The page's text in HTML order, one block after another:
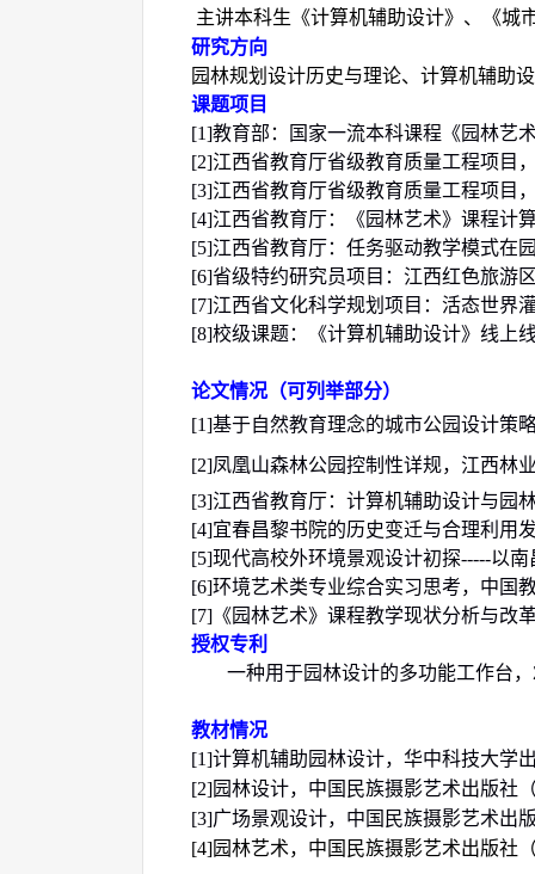
主讲本科生《计算机辅助设计》、《城
研究方向
园林规划设计历史与理论、 计算机辅助
课题项目
[1]教育部：国家一流本科课程 《园林艺
[2]江西省教育厅省级教育质量工程项目
[3]江西省教育厅省级教育质量工程项目
[4]江西省教育厅：《园林艺术》课程计
[5]江西省教育厅：任务驱动教学模式在
[6]省级特约研究员项目：江西红色旅游
[7]江西省文化科学规划项目：活态世界
[8]校级课题：《计算机辅助设计》线上
论文情况（可列举部分）
[1]基于自然教育理念的城市公园设计策
[2]凤凰山森林公园控制性详规，江西林
[3]江西省教育厅：计算机辅助设计与园
[4]宜春昌黎书院的历史变迁与合理利用
[5]现代高校外环境景观设计初探-----以南
[6]环境艺术类专业综合实习思考，中国
[7] 《园林艺术》课程教学现状分析与改
授权专利
一种用于园林设计的多功能工作台，
教材情况
[1]计算机辅助园林设计，华中科技大学
[2]园林设计， 中国民族摄影艺术出版社
[3]广场景观设计， 中国民族摄影艺术出
[4]园林艺术，中国民族摄影艺术出版社